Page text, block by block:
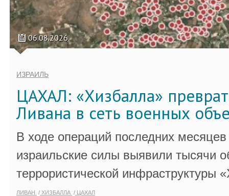
06.08.2026
ИЗРАИЛЬ
ЦАХАЛ: «Хизбалла»
Ливана в сеть военных
В ходе операций последних
израильские силы выявили тысячи
террористической инфраструктуры
ЛИВАН ХИЗБАЛЛА ЦАХАЛ